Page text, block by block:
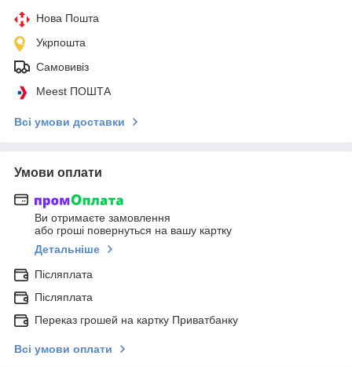
Нова Пошта
Укрпошта
Самовивіз
Meest ПОШТА
Всі умови доставки
Умови оплати
Ви отримаєте замовлення
або гроші повернуться на вашу картку
Детальніше
Післяплата
Післяплата
Переказ грошей на картку Приватбанку
Всі умови оплати